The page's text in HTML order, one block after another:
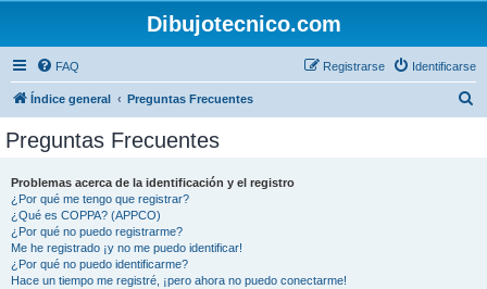
Dibujotecnico.com
FAQ Identificarse
Registrarse
Índice general Preguntas Frecuentes
Preguntas Frecuentes
Problemas acerca de la identificación y el registro
¿Por qué me tengo que registrar?
¿Qué es COPPA? (APPCO)
¿Por qué no puedo registrarme?
Me he registrado ¡y no me puedo identificar!
¿Por qué no puedo identificarme?
Hace un tiempo me registré, ¡pero ahora no puedo conectarme!